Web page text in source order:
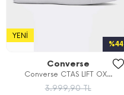
%44
YENI
Converse
Converse CTAS LIFT OX...
3.999,90 TL